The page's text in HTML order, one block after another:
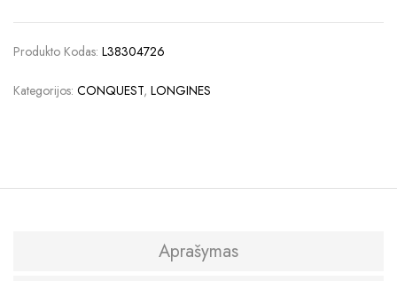
Produkto Kodas: L38304726
Kategorijos: CONQUEST, LONGINES
Aprašymas